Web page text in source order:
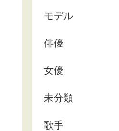
モデル
俳優
女優
未分類
歌手